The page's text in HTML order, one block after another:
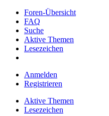
Foren-Übersicht
FAQ
Suche
Aktive Themen
Lesezeichen
Anmelden
Registrieren
Aktive Themen
Lesezeichen